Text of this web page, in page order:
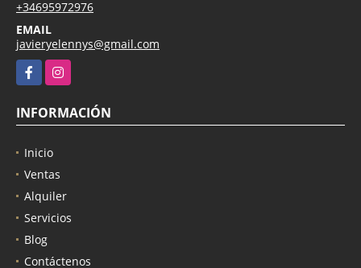
FIJO
+34695972976
EMAIL
javieryelennys@gmail.com
FacebookInstagram
Inicio
Ventas
Alquiler
Servicios
Blog